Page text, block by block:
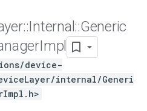
::Internal ::Generic
Impl
device-
internal/Generi